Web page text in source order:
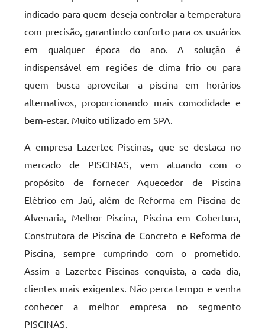
indicado para quem deseja controlar a temperatura
com precisão, garantindo conforto para os usuários
em qualquer época do ano. A solução é
indispensável em regiões de clima frio ou para
quem busca aproveitar a piscina em horários
alternativos, proporcionando mais comodidade e
bem-estar. Muito utilizado em SPA.
A empresa Lazertec Piscinas, que se destaca no
mercado de PISCINAS, vem atuando com o
propósito de fornecer Aquecedor de Piscina
Elétrico em Jaú, além de Reforma em Piscina de
Alvenaria, Melhor Piscina, Piscina em Cobertura,
Construtora de Piscina de Concreto e Reforma de
Piscina, sempre cumprindo com o prometido.
Assim a Lazertec Piscinas conquista, a cada dia,
clientes mais exigentes. Não perca tempo e venha
conhecer a melhor empresa no segmento
PISCINAS.